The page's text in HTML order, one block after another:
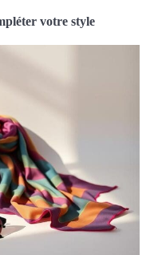
votre style